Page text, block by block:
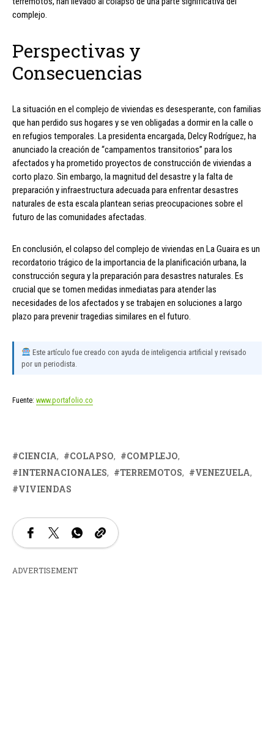
complejo.
Perspectivas y
Consecuencias
La situación en el complejo de viviendas es desesperante, con familias
que han perdido sus hogares y se ven obligadas a dormir en la calle o
en refugios temporales. La presidenta encargada, Delcy Rodríguez, ha
anunciado la creación de “campamentos transitorios” para los
afectados y ha prometido proyectos de construcción de viviendas a
corto plazo. Sin embargo, la magnitud del desastre y la falta de
preparación y infraestructura adecuada para enfrentar desastres
naturales de esta escala plantean serias preocupaciones sobre el
futuro de las comunidades afectadas.
En conclusión, el colapso del complejo de viviendas en La Guaira es un
recordatorio trágico de la importancia de la planificación urbana, la
construcción segura y la preparación para desastres naturales. Es
crucial que se tomen medidas inmediatas para atender las
necesidades de los afectados y se trabajen en soluciones a largo
plazo para prevenir tragedias similares en el futuro.
Este artículo fue creado con ayuda de inteligencia artificial y revisado
por un periodista.
Fuente: www.portafolio.co
CIENCIA COLAPSO
COMPLEJO
INTERNACIONALES
TERREMOTOS
VENEZUELA
VIVIENDAS
ADVERTISEMENT